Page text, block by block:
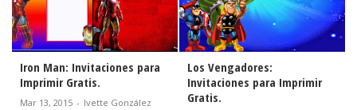
Iron Man: Invitaciones para
Imprimir Gratis.
Mar 13, 2015 - Ivette González
Los Vengadores:
Invitaciones para Imprimir
Gratis.